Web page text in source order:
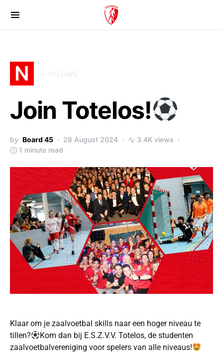
N NIEUWS
Join Totelos!
by Board 45 28 August 2024
3.4K views
1 minute read
Klaar om je zaalvoetbal skills naar een hoger niveau te
tillen?
Kom dan bij E.S.Z.V.V. Totelos, de studenten
zaalvoetbalvereniging voor spelers van alle niveaus!